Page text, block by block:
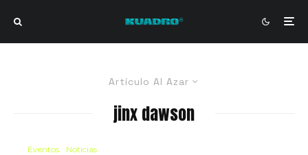
Artículo Al Azar
jinx dawson
Eventos Noticias